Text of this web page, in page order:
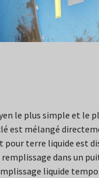
le plus simple et le
est mélangé
pour terre liquide est
dans un
liquide